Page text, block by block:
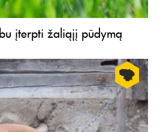
įterpti žaliąjį pūdymą